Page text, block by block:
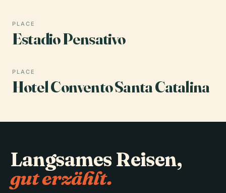
PLACE
Estadio Pensativo
PLACE
Hotel Convento Santa Catalina
Langsames Reisen,
gut erzählt.